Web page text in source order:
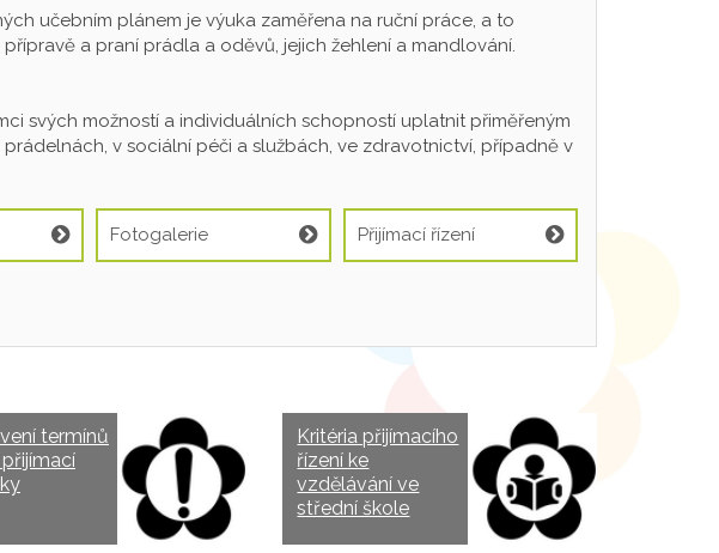
učebním plánem je výuka zaměřena na ruční práce, a to
a praní prádla a oděvů, jejich žehlení a mandlování.
svých možností a individuálních schopností uplatnit přiměřeným
v sociální péči a službách, ve zdravotnictví, případně v
Fotogalerie Přijímací řízení
termínů
Kritéria přijímacího
řízení ke
vzdělávání ve
střední škole